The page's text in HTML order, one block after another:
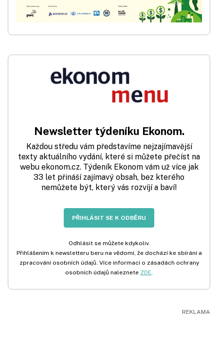
Newsletter týdeníku Ekonom.
Každou středu vám představíme nejzajímavější
texty aktuálního vydání, které si můžete přečíst na
webu ekonom.cz. Týdeník Ekonom vám už více jak
33 let přináší zajímavý obsah, bez kterého
nemůžete být, který vás rozvíjí a baví!
PŘIHLÁSIT SE K ODBĚRU
Odhlásit se můžete kdykoliv.
Přihlášením k newsletteru beru na vědomí, že dochází ke sbírání a
zpracování osobních údajů. Více informací o zásadách ochrany
osobních údajů naleznete ZDE.